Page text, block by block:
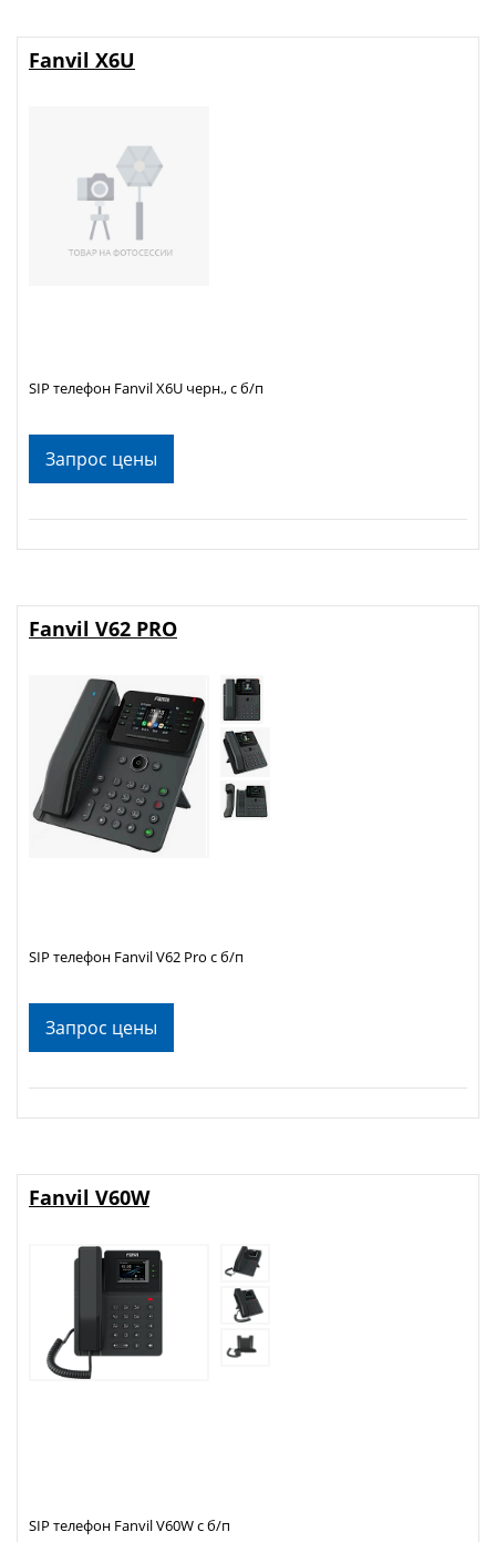
Запрос цены
Fanvil X6U
SIP телефон Fanvil X6U черн., с б/п
Запрос цены
Fanvil V62 PRO
SIP телефон Fanvil V62 Pro с б/п
Fanvil V60W
SIP телефон Fanvil V60W с б/п